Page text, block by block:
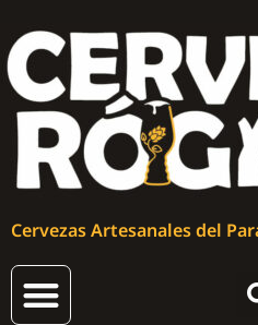
Cervezas Artesanales del